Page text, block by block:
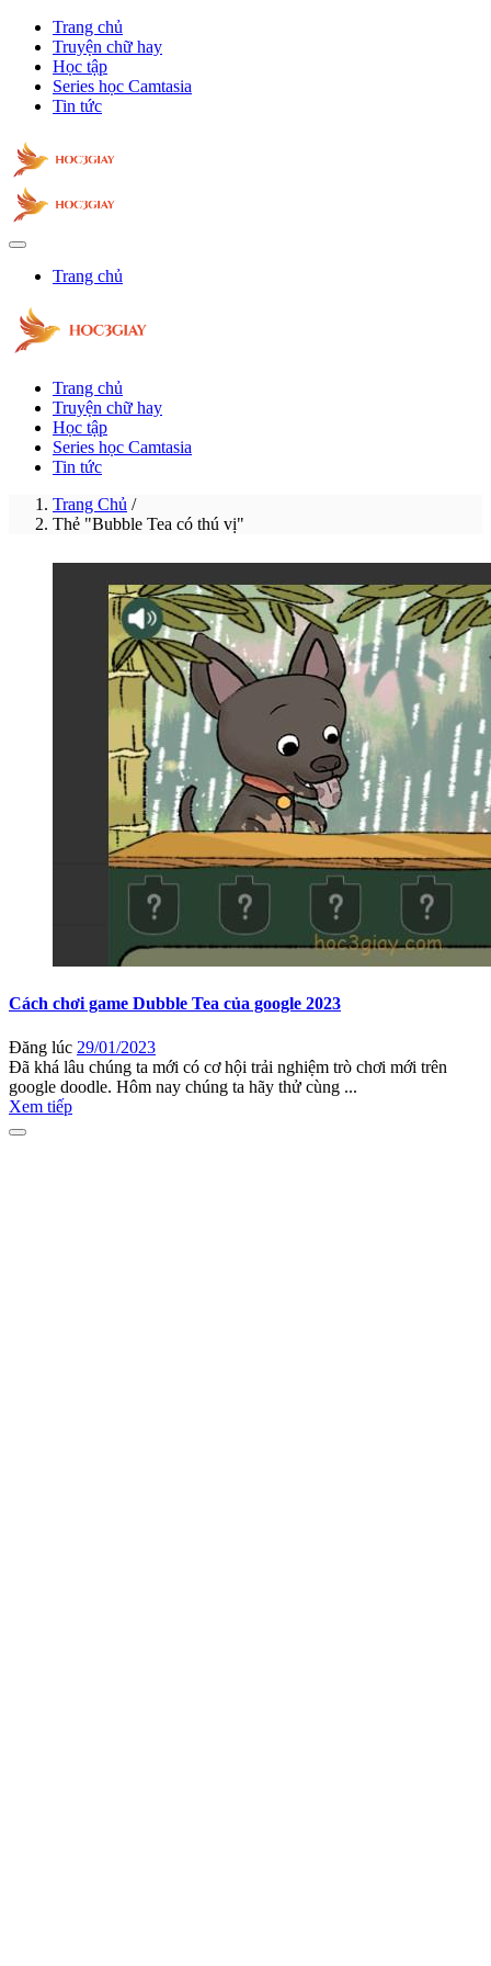
Trang chủ
Truyện chữ hay
Học tập
Series học Camtasia
Tin tức
Trang chủ
Trang chủ
Truyện chữ hay
Học tập
Series học Camtasia
Tin tức
Trang Chủ /
Thẻ "Bubble Tea có thú vị"
Cách chơi game Dubble Tea của google 2023
Đăng lúc 29/01/2023
Đã khá lâu chúng ta mới có cơ hội trải nghiệm trò chơi mới trên
google doodle. Hôm nay chúng ta hãy thử cùng ...
Xem tiếp